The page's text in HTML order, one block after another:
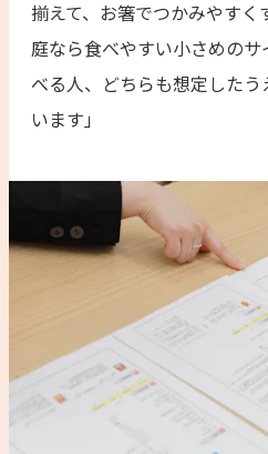
揃えて、お箸でつかみやす
庭なら食べやすい小さめの
べる人、どちらも想定した
います」